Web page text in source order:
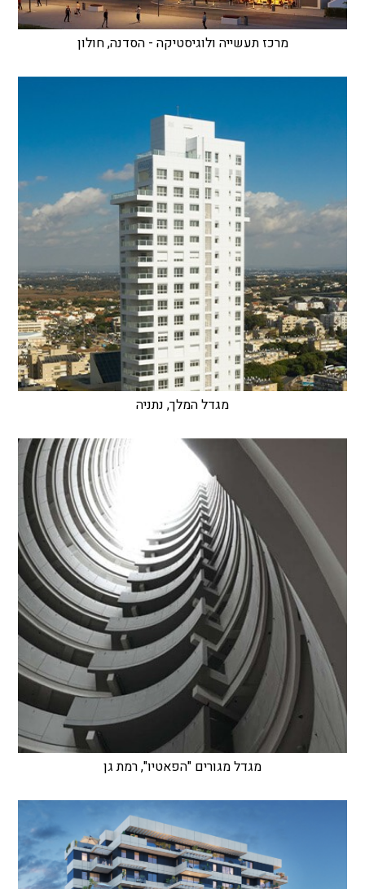
מרכז תעשייה ולוגיסטיקה - הסדנה, חולון
מגדל המלך, נתניה
מגדל מגורים "הפאטיו", רמת גן